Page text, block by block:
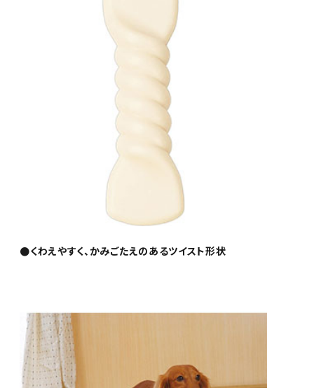
●くわえやすく、かみごたえのあるツイスト形状